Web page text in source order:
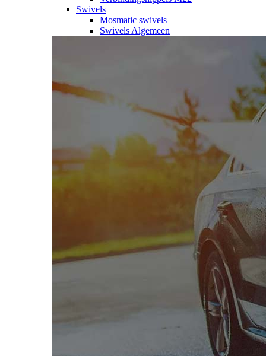
Swivels
Mosmatic swivels
Swivels Algemeen